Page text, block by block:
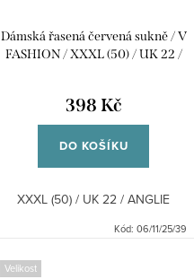
Dámská řasená červená sukně / V
FASHION / XXXL (50) / UK 22 /
398 Kč
DO KOŠÍKU
XXXL (50) / UK 22 / ANGLIE
Kód: 06/11/25/39
Velikost